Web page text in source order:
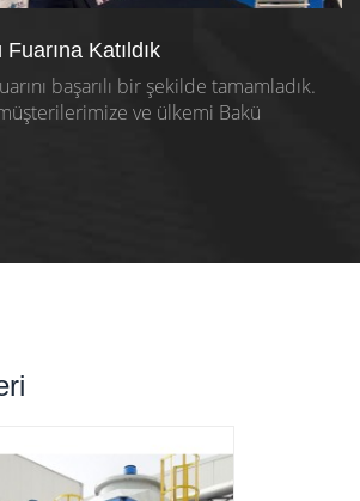
Katıldık
başarılı bir şekilde tamamladık.
müşterilerimize ve ülkemi Bakü